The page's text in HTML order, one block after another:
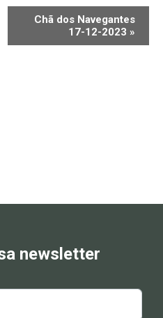
Chã dos Navegantes
17-12-2023 »
newsletter